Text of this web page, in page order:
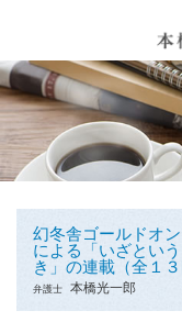
幻冬舎ゴールドオ
による「いざとい
き」の連載（全１
弁護士 本橋光一郎